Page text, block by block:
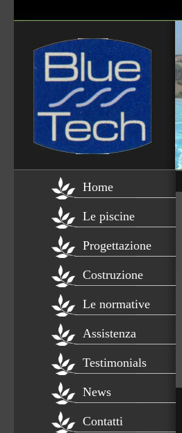
Home
Le piscine
Progettazione
Costruzione
Le normative
Assistenza
Testimonials
News
Contatti